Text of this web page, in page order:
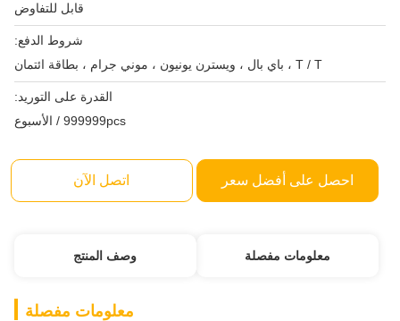
قابل للتفاوض
شروط الدفع:
T / T ، باي بال ، ويسترن يونيون ، موني جرام ، بطاقة ائتمان
القدرة على التوريد:
999999pcs / الأسبوع
احصل على أفضل سعر اتصل الآن
معلومات مفصلة وصف المنتج
معلومات مفصلة